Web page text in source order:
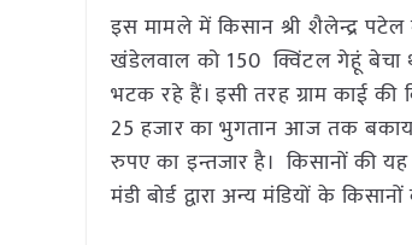
इस मामले में किसान श्री शैलेन्द्र
खंडेलवाल को 150 क्विंटल गेहूं बेचा
भटक रहे हैं। इसी तरह ग्राम काई की
25 हजार का भुगतान आज तक
रुपए का इन्तजार है। किसानों की
मंडी बोर्ड द्वारा अन्य मंडियों के